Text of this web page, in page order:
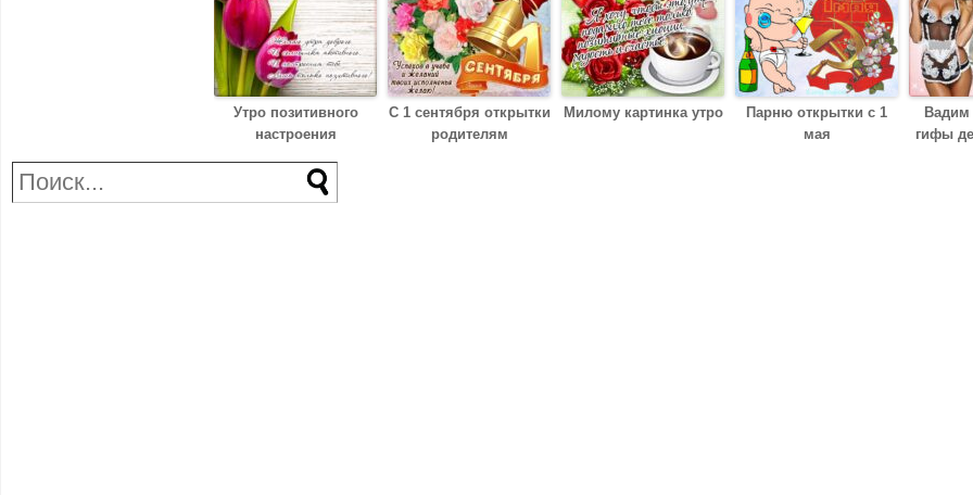
Утро позитивного
настроения
С 1 сентября открытки
родителям
Милому картинка утро
Парню открытки с 1
мая
гифы